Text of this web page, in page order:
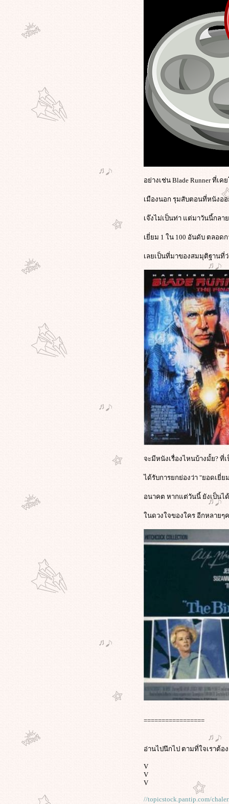
อย่างเช่น Blade Runner ที่เ
เมืองนอก รุมสับตอนที่หนังอ
เจ๊งไม่เป็นท่า แต่มาวันนี้กลา
เยี่ยม 1 ใน 100 อันดับ ตลอด
เลยเป็นที่มาของสมมุติฐานที่ว่
จะมีหนังเรื่องไหนบ้างมั้ย? ที่
ได้รับการยกย่องว่า "ยอดเยี่ย
อนาคต หากแต่วันนี้ ยังเป็นไ
นดวงใจของใคร อีกหลายๆ
=================
อ่านไปนึกไป ตามที่ใจเราต้อ
V
V
V
//topicstock.pantip.com/